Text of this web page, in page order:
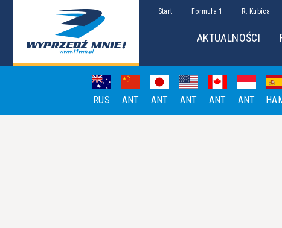
Start Formuła 1 R. Kubica
AKTUALNOŚCI
RUS ANT ANT ANT ANT ANT